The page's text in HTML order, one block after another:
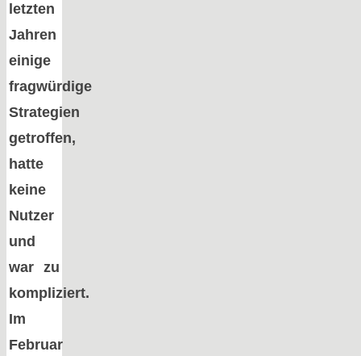
letzten
Jahren
einige
fragwürdige
Strategien
getroffen,
hatte
keine
Nutzer
und
war zu
kompliziert.
Im
Februar